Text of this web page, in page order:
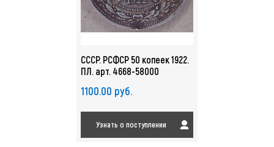
СССР. РСФСР 50 копеек 1922.
ПЛ. арт. 4668-58000
1100.00 руб.
Узнать о поступлении